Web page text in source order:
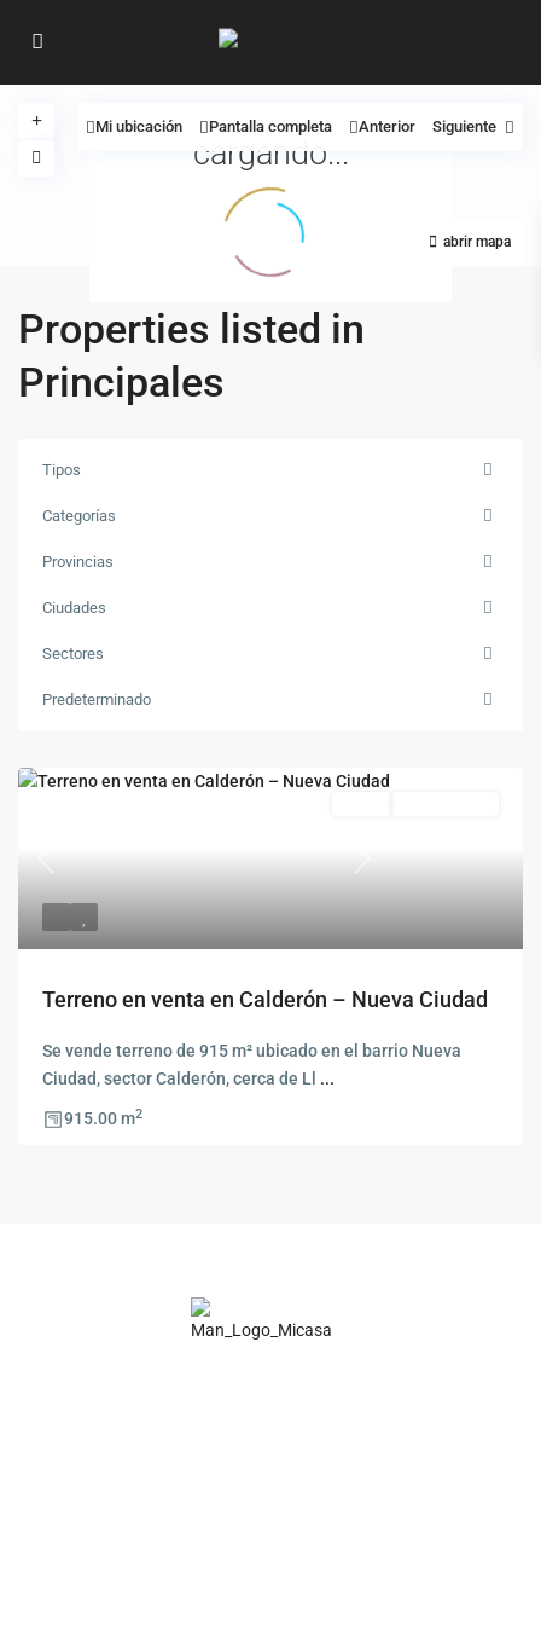
cargando...
abrir mapa
Mi ubicación Pantalla completa Anterior Siguiente
Properties listed in
Principales
Tipos
Categorías
Provincias
Ciudades
Sectores
Predeterminado
Previous Siguiente
Terreno en venta en Calderón – Nueva Ciudad
Se vende terreno de 915 m² ubicado en el barrio Nueva
Ciudad, sector Calderón, cerca de Ll ...
915.00 m2